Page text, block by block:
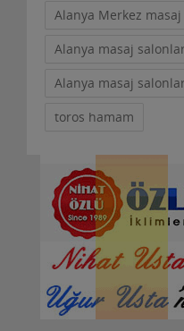
Al-Active
Alanya Merkez
Alanya masaj
Alanya masaj
toros hamam